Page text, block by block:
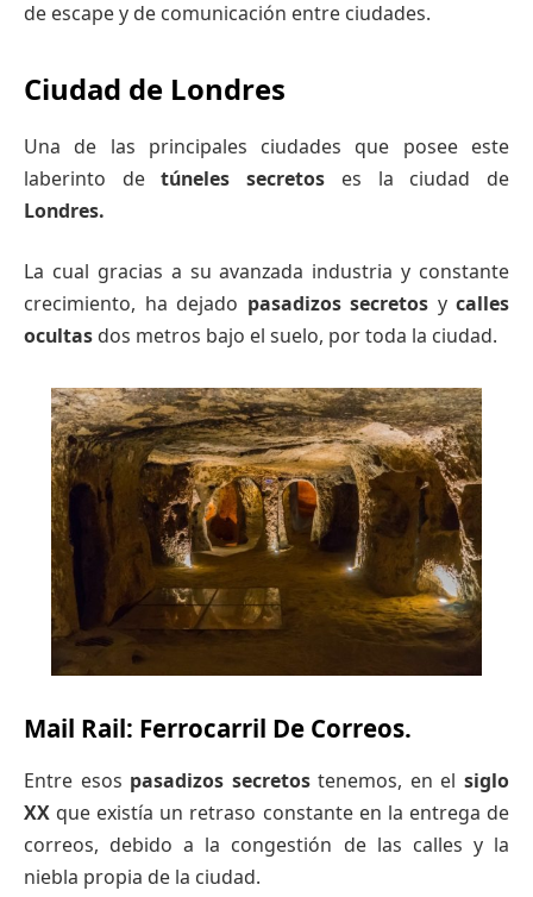
de escape y de comunicación entre ciudades.
Ciudad de Londres
Una de las principales ciudades que posee este
laberinto detúneles secretos es la ciudad de
Londres.
La cual gracias a su avanzada industria y constante
crecimiento, ha dejado pasadizos secretos y calles
ocultas dos metros bajo el suelo, por toda la ciudad.
Mail Rail: Ferrocarril De Correos.
Entre esos pasadizos secretostenemos, en elsiglo
XX que existía un retraso constante en la entrega de
correos, debido a la congestión de las calles y la
niebla propia de la ciudad.